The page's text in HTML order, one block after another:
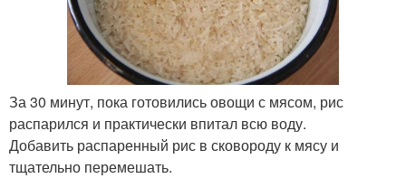
За 30 минут, пока готовились овощи с мясом, рис
распарился и практически впитал всю воду.
Добавить распаренный рис в сковороду к мясу и
тщательно перемешать.